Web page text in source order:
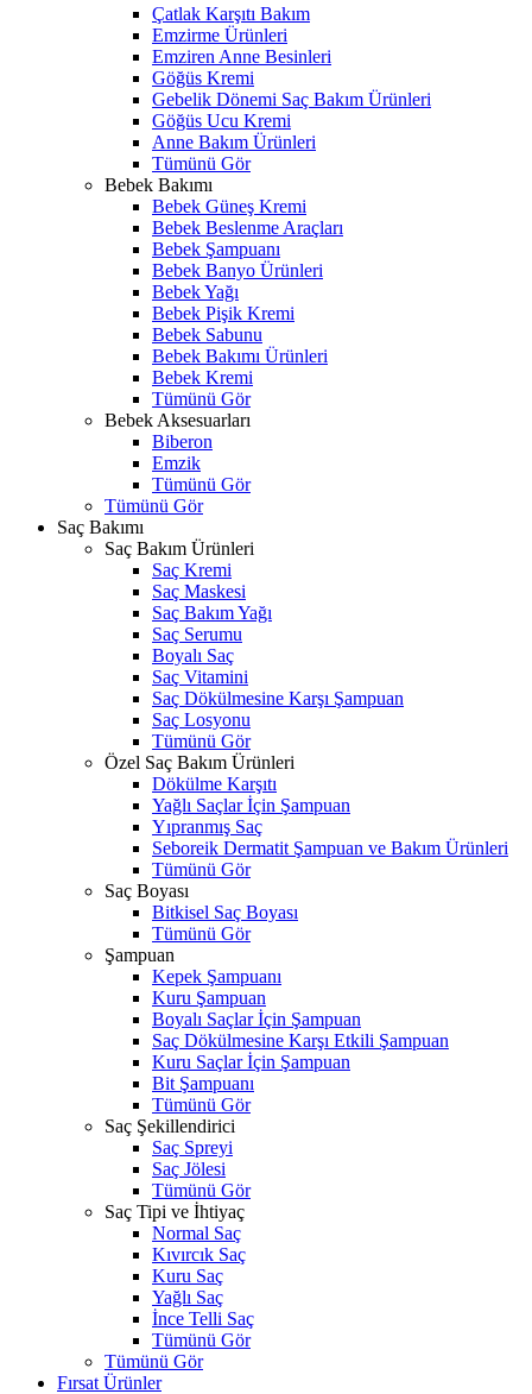
Çatlak Karşıtı Bakım
Emzirme Ürünleri
Emziren Anne Besinleri
Göğüs Kremi
Gebelik Dönemi Saç Bakım Ürünleri
Göğüs Ucu Kremi
Anne Bakım Ürünleri
Tümünü Gör
Bebek Bakımı
Bebek Güneş Kremi
Bebek Beslenme Araçları
Bebek Şampuanı
Bebek Banyo Ürünleri
Bebek Yağı
Bebek Pişik Kremi
Bebek Sabunu
Bebek Bakımı Ürünleri
Bebek Kremi
Tümünü Gör
Bebek Aksesuarları
Biberon
Emzik
Tümünü Gör
Tümünü Gör
Saç Bakımı
Saç Bakım Ürünleri
Saç Kremi
Saç Maskesi
Saç Bakım Yağı
Saç Serumu
Boyalı Saç
Saç Vitamini
Saç Dökülmesine Karşı Şampuan
Saç Losyonu
Tümünü Gör
Özel Saç Bakım Ürünleri
Dökülme Karşıtı
Yağlı Saçlar İçin Şampuan
Yıpranmış Saç
Seboreik Dermatit Şampuan ve Bakım Ürünleri
Tümünü Gör
Saç Boyası
Bitkisel Saç Boyası
Tümünü Gör
Şampuan
Kepek Şampuanı
Kuru Şampuan
Boyalı Saçlar İçin Şampuan
Saç Dökülmesine Karşı Etkili Şampuan
Kuru Saçlar İçin Şampuan
Bit Şampuanı
Tümünü Gör
Saç Şekillendirici
Saç Spreyi
Saç Jölesi
Tümünü Gör
Saç Tipi ve İhtiyaç
Normal Saç
Kıvırcık Saç
Kuru Saç
Yağlı Saç
İnce Telli Saç
Tümünü Gör
Tümünü Gör
Fırsat Ürünler